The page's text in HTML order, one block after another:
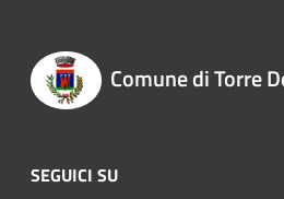
Comune di Torre
SEGUICI SU